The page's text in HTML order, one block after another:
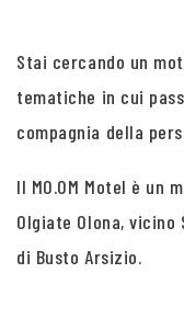
Stai cercando un
tematiche in cui
compagnia della
Il MO.OM Motel è un
Olgiate Olona,
di Busto Arsizio.